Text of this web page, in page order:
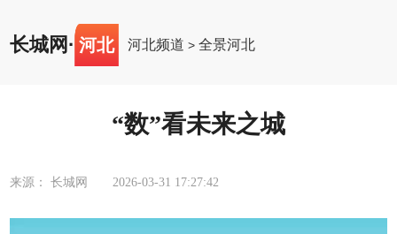
长城网 · 河北 河北频道 >全景河北
“数”看未来之城
来源： 长城网 2026-03-31 17:27:42